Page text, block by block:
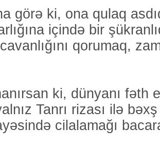
görə ki, ona qulaq
içində bir
qorumaq,
ki, dünyanı fəth
Tanrı rizası ilə
cilalamağı